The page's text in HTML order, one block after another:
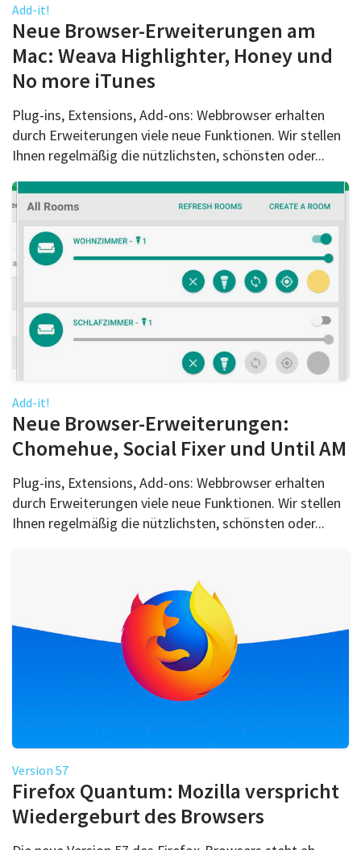
Add-it!
Neue Browser-Erweiterungen am
Mac: Weava Highlighter, Honey und
No more iTunes
Plug-ins, Extensions, Add-ons: Webbrowser erhalten
durch Erweiterungen viele neue Funktionen. Wir stellen
Ihnen regelmäßig die nützlichsten, schönsten oder...
Add-it!
Neue Browser-Erweiterungen:
Chomehue, Social Fixer und Until AM
Plug-ins, Extensions, Add-ons: Webbrowser erhalten
durch Erweiterungen viele neue Funktionen. Wir stellen
Ihnen regelmäßig die nützlichsten, schönsten oder...
Version 57
Firefox Quantum: Mozilla verspricht
Wiedergeburt des Browsers